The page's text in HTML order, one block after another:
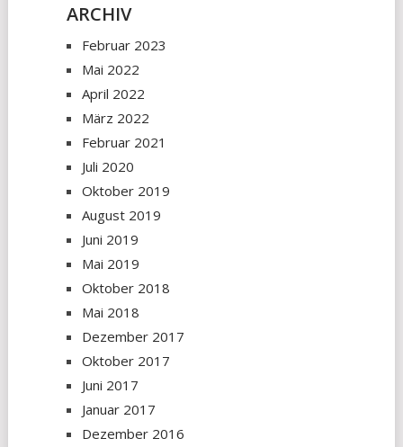
ARCHIV
Februar 2023
Mai 2022
April 2022
März 2022
Februar 2021
Juli 2020
Oktober 2019
August 2019
Juni 2019
Mai 2019
Oktober 2018
Mai 2018
Dezember 2017
Oktober 2017
Juni 2017
Januar 2017
Dezember 2016